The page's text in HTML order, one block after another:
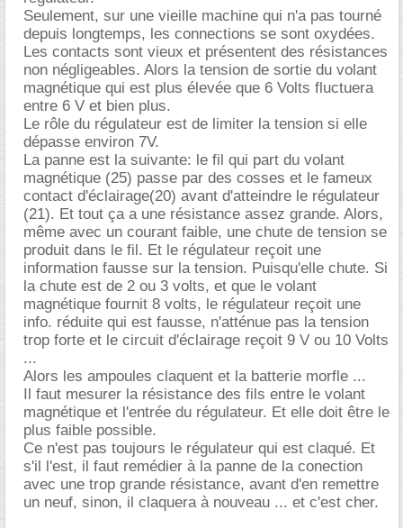
Seulement, sur une vieille machine qui n'a pas tourné
depuis longtemps, les connections se sont oxydées.
Les contacts sont vieux et présentent des résistances
non négligeables. Alors la tension de sortie du volant
magnétique qui est plus élevée que 6 Volts fluctuera
entre 6 V et bien plus.
Le rôle du régulateur est de limiter la tension si elle
dépasse environ 7V.
La panne est la suivante: le fil qui part du volant
magnétique (25) passe par des cosses et le fameux
contact d'éclairage(20) avant d'atteindre le régulateur
(21). Et tout ça a une résistance assez grande. Alors,
même avec un courant faible, une chute de tension se
produit dans le fil. Et le régulateur reçoit une
information fausse sur la tension. Puisqu'elle chute. Si
la chute est de 2 ou 3 volts, et que le volant
magnétique fournit 8 volts, le régulateur reçoit une
info. réduite qui est fausse, n'atténue pas la tension
trop forte et le circuit d'éclairage reçoit 9 V ou 10 Volts
...
Alors les ampoules claquent et la batterie morfle ...
Il faut mesurer la résistance des fils entre le volant
magnétique et l'entrée du régulateur. Et elle doit être le
plus faible possible.
Ce n'est pas toujours le régulateur qui est claqué. Et
s'il l'est, il faut remédier à la panne de la conection
avec une trop grande résistance, avant d'en remettre
un neuf, sinon, il claquera à nouveau ... et c'est cher.